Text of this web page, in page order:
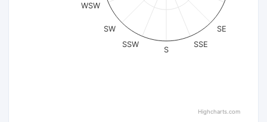
SE
SSE
S
SSW
SW
WSW
Highcharts.com